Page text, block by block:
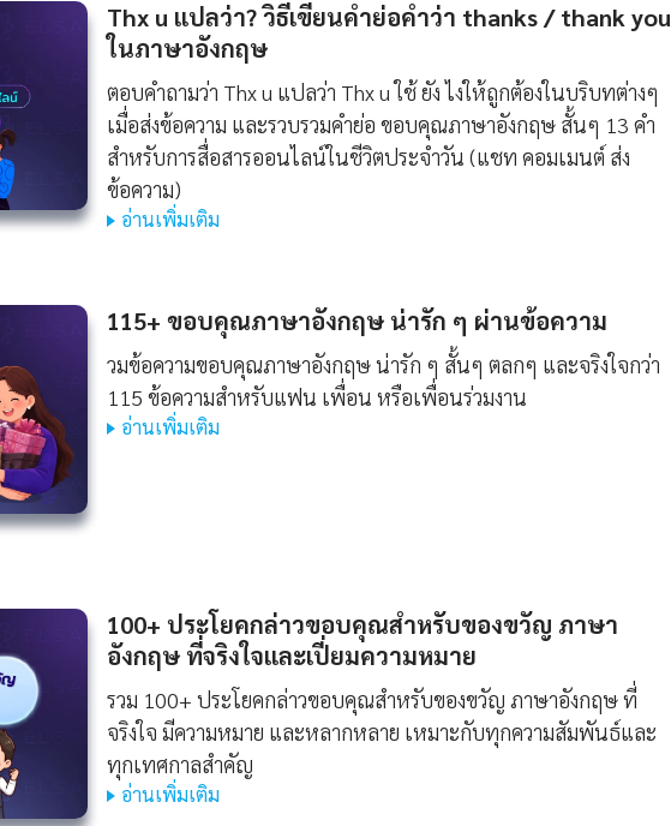
Thx u แปลว่า? วิธีเขียนคำย่อคำว่า thanks / thank you
ในภาษาอังกฤษ
ตอบคำถามว่า Thx u แปลว่า Thx u ใช้ ยัง ไงให้ถูกต้องในบริบทต่างๆ
เมื่อส่งข้อความ และรวบรวมคำย่อ ขอบคุณภาษาอังกฤษ สั้นๆ 13 คำ
สำหรับการสื่อสารออนไลน์ในชีวิตประจำวัน (แชท คอมเมนต์ ส่ง
ข้อความ)
อ่านเพิ่มเติม
115+ ขอบคุณภาษาอังกฤษ น่ารัก ๆ ผ่านข้อความ
วมข้อความขอบคุณภาษาอังกฤษ น่ารัก ๆ สั้นๆ ตลกๆ และจริงใจกว่า
115 ข้อความสำหรับแฟน เพื่อน หรือเพื่อนร่วมงาน
อ่านเพิ่มเติม
100+ ประโยคกล่าวขอบคุณสำหรับของขวัญ ภาษา
อังกฤษ ที่จริงใจและเปี่ยมความหมาย
รวม 100+ ประโยคกล่าวขอบคุณสำหรับของขวัญ ภาษาอังกฤษ ที่
จริงใจ มีความหมาย และหลากหลาย เหมาะกับทุกความสัมพันธ์และ
ทุกเทศกาลสำคัญ
อ่านเพิ่มเติม